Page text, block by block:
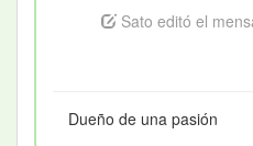
Sato editó el
Dueño de una pasión